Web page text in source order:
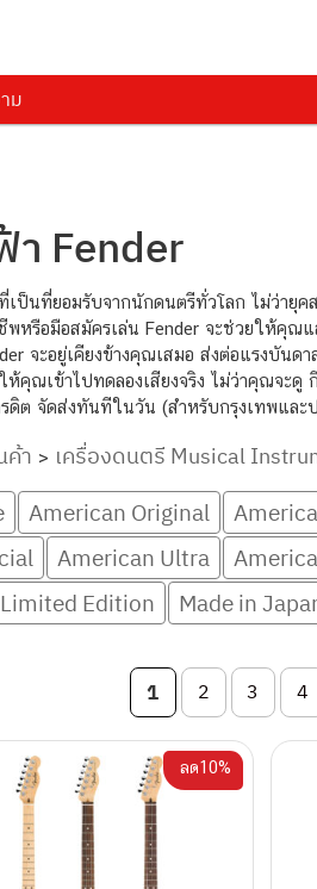
ม
Fender
เป็นที่ยอมรับจากนักดนตรีทั่วโลก ไม่ว่ายุ
พหรือมือสมัครเล่น Fender จะช่วยให้คุ
จะอยู่เคียงข้างคุณเสมอ ส่งต่อแรงบัน
ห้คุณเข้าไปทดลองเสียงจริง ไม่ว่าคุณจะดู
รดิต จัดส่งทันทีในวัน (สำหรับกรุงเทพแล
ค้า > เครื่องดนตรี Musical
American Original
American Ultra
Limited Edition Made in
1 2 3 4
ลด10%